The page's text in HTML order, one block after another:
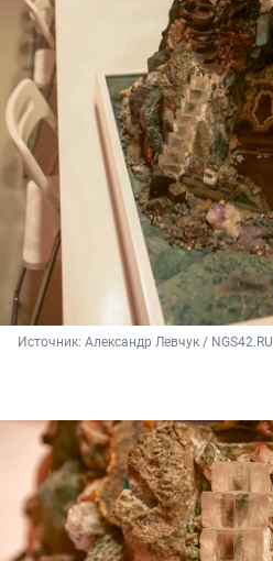
Источник: Александр Левчук / NGS42.RU